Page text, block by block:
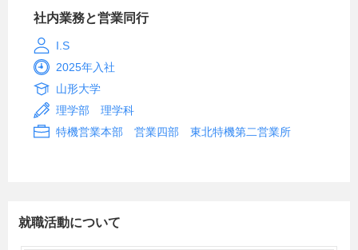
社内業務と営業同行
I.S
2025年入社
山形大学
理学部 理学科
特機営業本部 営業四部 東北特機第二営業所
就職活動について